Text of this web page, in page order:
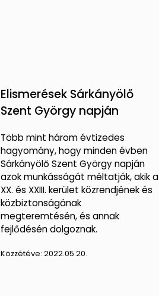
Elismerések Sárkányölő
Szent György napján
Több mint három évtizedes
hagyomány, hogy minden évben
Sárkányölő Szent György napján
azok munkásságát méltatják, akik a
XX. és XXIII. kerület közrendjének és
közbiztonságának
megteremtésén, és annak
fejlődésén dolgoznak.
Közzétéve:2022.05.20.